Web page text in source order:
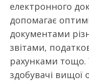
електронного
допомагає
документами
звітами,
рахунками тощо.
здобувачі вищої